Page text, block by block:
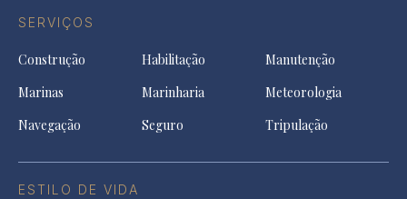
SERVIÇOS
Construção Habilitação
Manutenção
Marinas
Marinharia
Meteorologia
Navegação
Seguro Tripulação
ESTILO DE VIDA